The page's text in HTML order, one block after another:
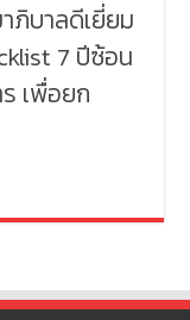
ภิบาลดีเยี่ยม
7 ปีซ้อน
เพื่อยก